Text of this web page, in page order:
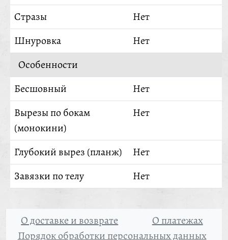
Стразы
Нет
Шнуровка
Нет
Особенности
Бесшовный
Нет
Вырезы по бокам
(монокини)
Нет
Глубокий вырез (планж)
Нет
Завязки по телу
Нет
О доставке и возврате
О платежах
Порядок обработки персональных данных